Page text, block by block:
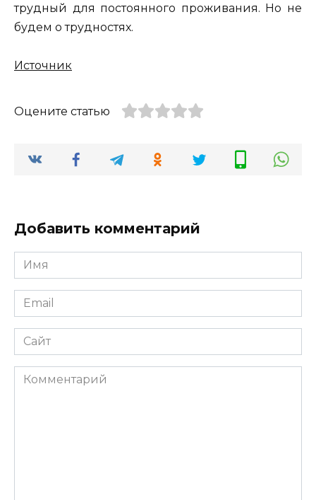
трудный для постоянного проживания. Но не
будем о трудностях.
Источник
Оцените статью
Добавить комментарий
Имя
*
Email
*
Сайт
Комментарий